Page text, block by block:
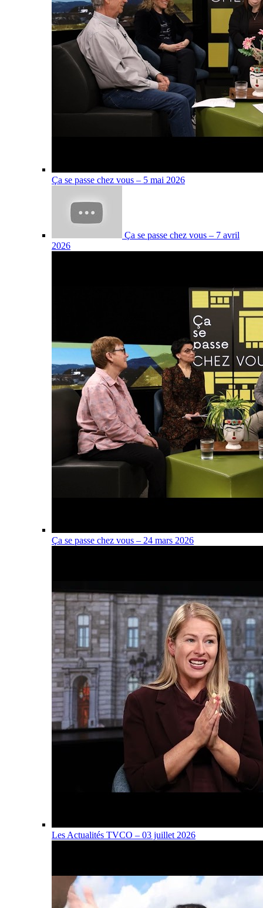
Ça se passe chez vous – 5 mai 2026
Ça se passe chez vous – 7 avril
2026
Ça se passe chez vous – 24 mars 2026
Les Actualités TVCO – 03 juillet 2026